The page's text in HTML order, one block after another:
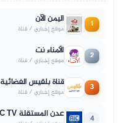
1 اليمن الآن
موقع إخباري / قناة
2 الأمناء نت
موقع إخباري / قناة
3 قناة بلقيس الفضائية
موقع إخباري / قناة
4 عدن المستقلة AIC TV